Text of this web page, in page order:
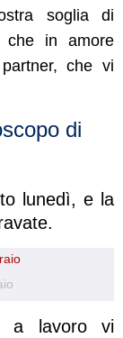
soglia di
che in amore
che vi
di
lunedì, e la
a lavoro vi